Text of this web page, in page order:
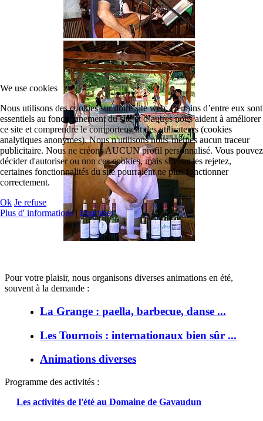
Pour votre plaisir, nous organisons diverses animations en été,
souvent à la demande :
La Grange : paella, barbecue, danse ...
Les Tournois : internationaux bien sûr ...
Animations diverses
Programme des activités :
Les activités de l'été au Domaine de Gavaudun
We use cookies
Nous utilisons des cookies sur notre site web. Certains d’entre eux sont
essentiels au fonctionnement du site et d’autres nous aident à améliorer
ce site et comprendre le comportement des utilisateurs (cookies
analytiques anonymes). Nous n'utilisons nous-mêmes aucun traceur
publicitaire. Nous ne créons AUCUN profil personnalisé. Vous pouvez
décider d'autoriser ou non ces cookies, mais si vous les rejetez,
certaines fonctionnalités du site pourraient ne plus fonctionner
correctement.
Ok Je refuse
Plus d' informations| Imprimer